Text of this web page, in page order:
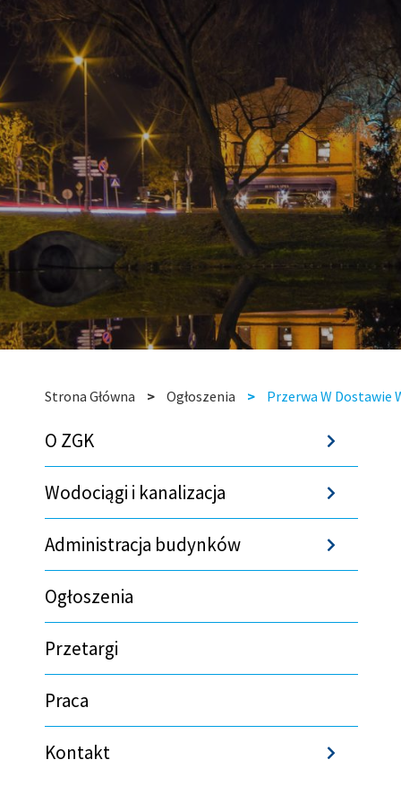
nawigacyjna
Strona Główna Ogłoszenia Przerwa W Dostawie
O ZGK
Wodociągi i kanalizacja
Administracja budynków
Ogłoszenia
Przetargi
Praca
Kontakt